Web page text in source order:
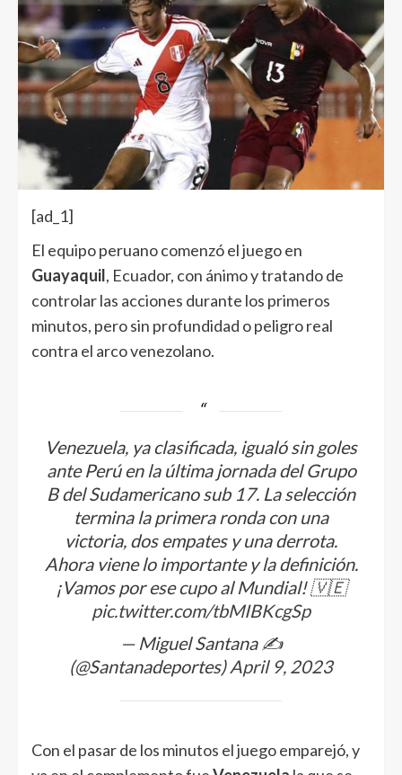
[ad_1]
El equipo peruano comenzó el juego en
Guayaquil, Ecuador, con ánimo y tratando de
controlar las acciones durante los primeros
minutos, pero sin profundidad o peligro real
contra el arco venezolano.
Venezuela, ya clasificada, igualó sin goles
ante Perú en la última jornada del Grupo
B del Sudamericano sub 17. La selección
termina la primera ronda con una
victoria, dos empates y una derrota.
Ahora viene lo importante y la definición.
¡Vamos por ese cupo al Mundial! 🇻🇪
pic.twitter.com/tbMIBKcgSp
— Miguel Santana ✍️
(@Santanadeportes)April 9, 2023
Con el pasar de los minutos el juego emparejó, y